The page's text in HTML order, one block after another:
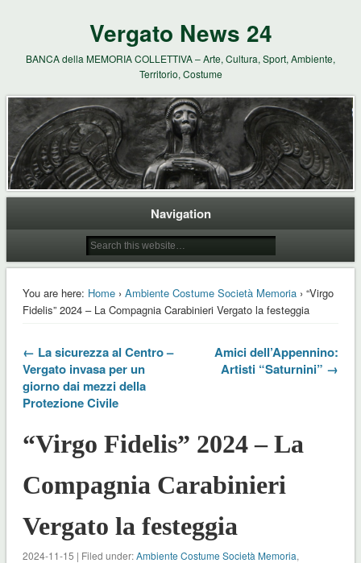
Vergato News 24
BANCA della MEMORIA COLLETTIVA – Arte, Cultura, Sport, Ambiente,
Territorio, Costume
Navigation
You are here: Home› Ambiente Costume Società Memoria› “Virgo
Fidelis” 2024 – La Compagnia Carabinieri Vergato la festeggia
← La sicurezza al Centro –
Vergato invasa per un
giorno dai mezzi della
Protezione Civile
Amici dell’Appennino:
Artisti “Saturnini” →
“Virgo Fidelis” 2024 – La
Compagnia Carabinieri
Vergato la festeggia
2024-11-15 | Filed under:Ambiente Costume Società Memoria,